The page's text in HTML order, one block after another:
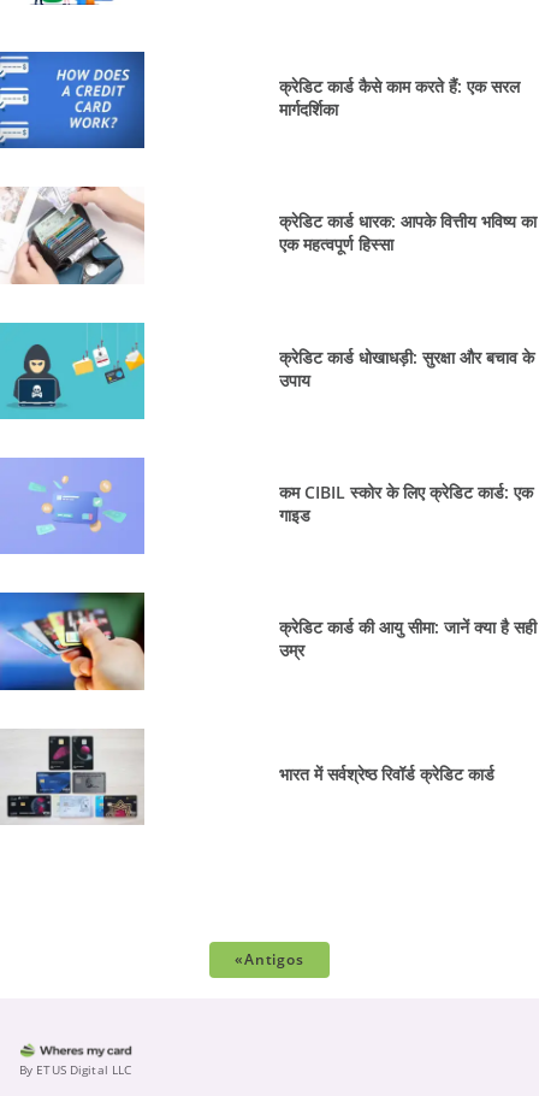
क्रेडिट कार्ड कैसे काम करते हैं: एक सरल
मार्गदर्शिका
क्रेडिट कार्ड धारक: आपके वित्तीय भविष्य का
एक महत्वपूर्ण हिस्सा
क्रेडिट कार्ड धोखाधड़ी: सुरक्षा और बचाव के
उपाय
कम CIBIL स्कोर के लिए क्रेडिट कार्ड: एक
गाइड
क्रेडिट कार्ड की आयु सीमा: जानें क्या है सही
उम्र
भारत में सर्वश्रेष्ठ रिवॉर्ड क्रेडिट कार्ड
«Antigos
By ETUS Digital LLC